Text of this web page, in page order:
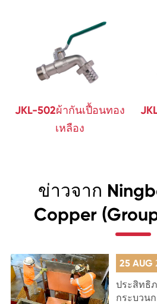
JKL-502ผ้ากันเปื้อนทอง
เหลือง
ข่าวจาก
Copper
25 AUG
ประสิทธิ
กระบวน